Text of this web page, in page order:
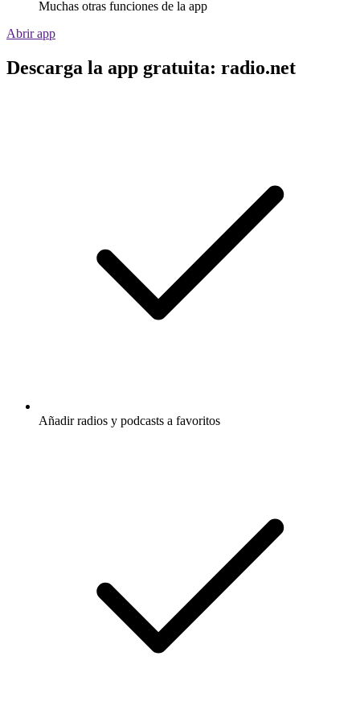
Muchas otras funciones de la app
Abrir app
Descarga la app gratuita: radio.net
Añadir radios y podcasts a favoritos